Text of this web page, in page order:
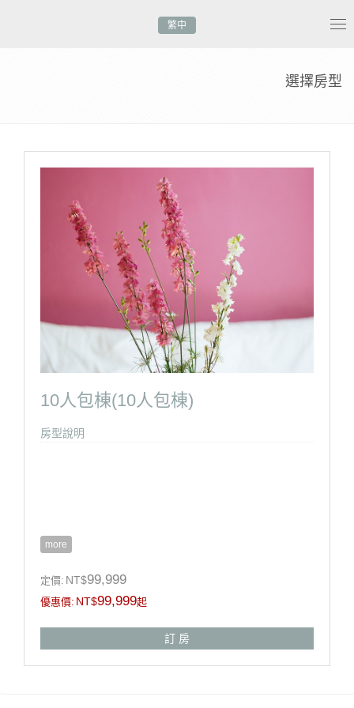
繁中
選擇房型
10人包棟(10人包棟)
房型說明
more
定價: NT$99,999
優惠價: NT$99,999起
訂 房